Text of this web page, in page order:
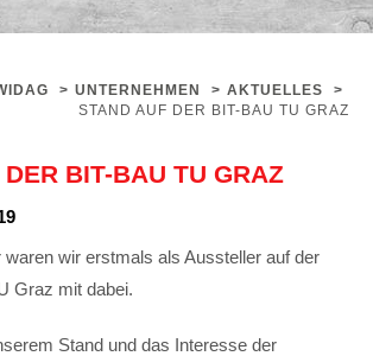
> UNTERNEHMEN > AKTUELLES
>
STAND AUF DER BIT-BAU TU GRAZ
BIT-BAU TU GRAZ
wir erstmals als Aussteller auf der
Graz mit dabei.
Stand und das Interesse der